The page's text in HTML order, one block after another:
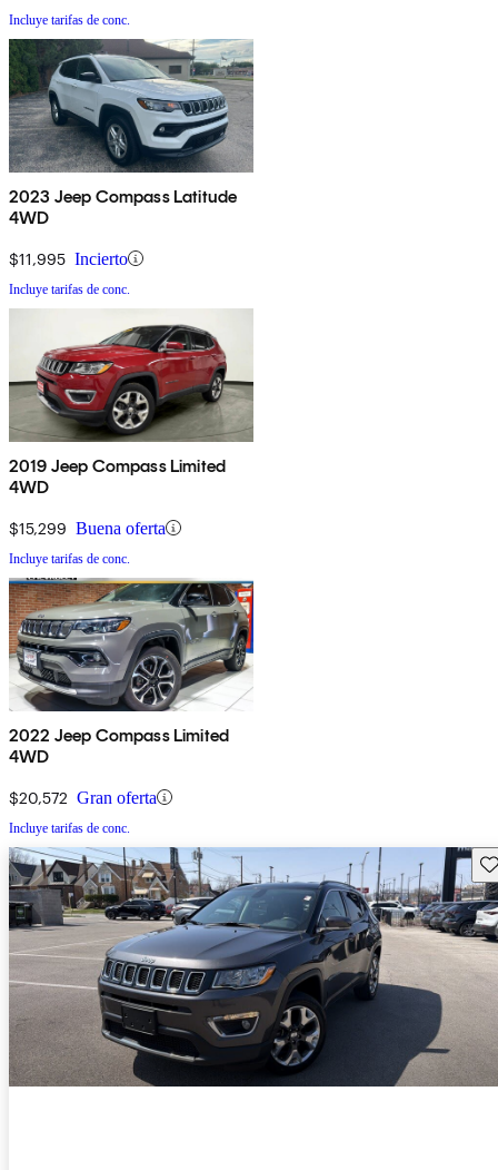
Incluye tarifas de conc.
2023 Jeep Compass Latitude
4WD
$11,995 Incierto
Incluye tarifas de conc.
2019 Jeep Compass Limited
4WD
$15,299 Buena oferta
Incluye tarifas de conc.
2022 Jeep Compass Limited
4WD
$20,572 Gran oferta
Incluye tarifas de conc.